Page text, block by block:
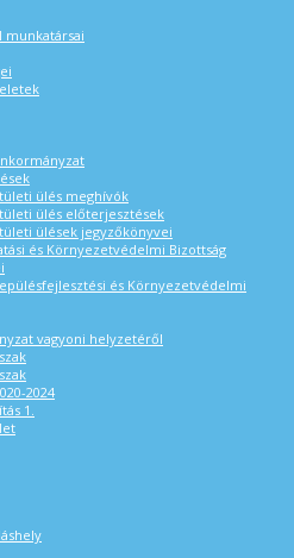
munkatársai
ülés meghívók
ülés előterjesztések
ülések jegyzőkönyvei
és Környezetvédelmi Bizottság
és Környezetvédelmi
vagyoni helyzetéről
2024
1.